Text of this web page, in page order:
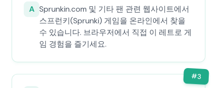
A Sprunkin.com 및 기타 팬 관련 웹사이트에서
스프런키(Sprunki) 게임을 온라인에서 찾을
수 있습니다. 브라우저에서 직접 이 레트로 게
임 경험을 즐기세요.
#3